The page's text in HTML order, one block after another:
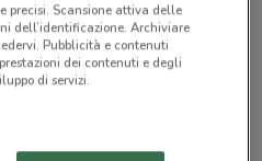
specializzati nella
persona e cura della casa
I prodotti delle migliori
precisi. Scansione attiva delle
dell’identificazione. Archiviare
Pubblicità e contenuti
dei contenuti e degli
di servizi.